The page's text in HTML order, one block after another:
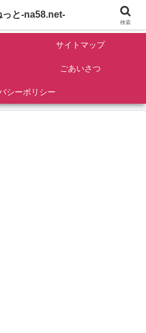
ンコンDIY/ゴロマル・よっちゃん夫婦のド
サイトマップ
ごあいさつ
シーポリシー
っと-na58.net-
検索